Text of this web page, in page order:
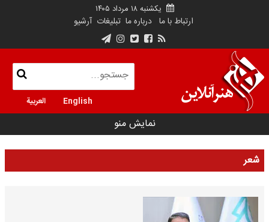
یکشنبه ۱۸ مرداد ۱۴۰۵
ارتباط با ما درباره ما تبلیغات آرشیو
English العربية
نمایش منو
شعر